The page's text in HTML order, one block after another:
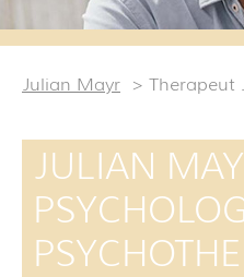
Julian Mayr Therapeut
JULIAN